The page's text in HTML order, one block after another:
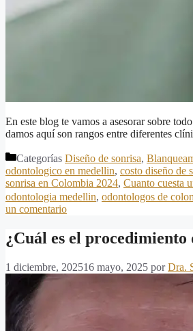
En este blog te vamos a asesorar sobre
damos aquí son rangos entre diferentes
Categorías Diseño de sonrisa,
odontologico en medellin, costo diseño de
sonrisa en Colombia 2024, Cuanto cuesta
odontologia medellin, odontologos de
un comentario
¿Cuál es el procedimiento
1 diciembre, 202516 mayo, 2025 porDra.